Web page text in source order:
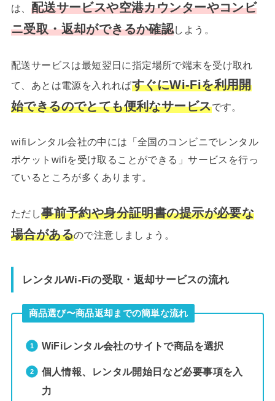
は、 配送サービスや空港カウンターやコンビ
ニ受取・返却ができるか確認しよう。
配送サービスは最短翌日に指定場所で端末を受け取れ
て、あとは電源を入れればすぐにWi-Fiを利用開
始できるのでとても便利なサービスです。
wifiレンタル会社の中には「全国のコンビニでレンタル
ポケットwifiを受け取ることができる」サービスを行っ
ているところが多くあります。
ただし事前予約や身分証明書の提示が必要な
場合があるので注意しましょう。
レンタルWi-Fiの受取・返却サービスの流れ
商品選び〜商品返却までの簡単な流れ
WiFiレンタル会社のサイトで商品を選択
個人情報、レンタル開始日など必要事項を入
力